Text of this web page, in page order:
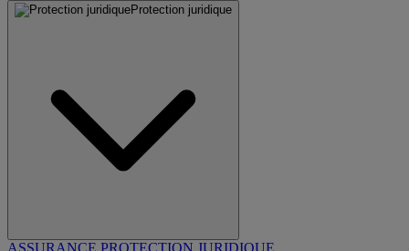
Protection juridique
ASSURANCE PROTECTION JURIDIQUE